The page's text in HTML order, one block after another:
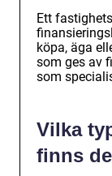
Ett
köpa, äga
som ges av
som
Vilka
finns